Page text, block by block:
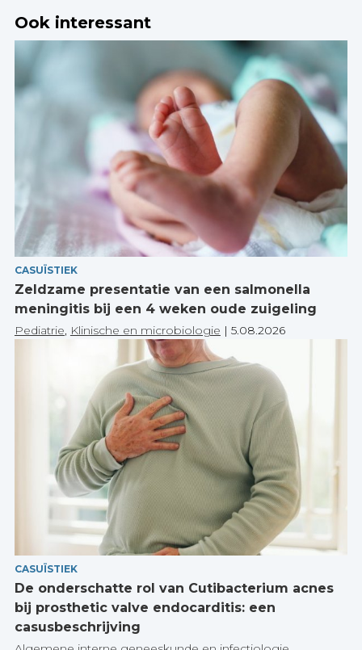
Ook interessant
CASUÏSTIEK
Zeldzame presentatie van een salmonella
meningitis bij een 4 weken oude zuigeling
Pediatrie, Klinische en microbiologie | 5.08.2026
CASUÏSTIEK
De onderschatte rol van Cutibacterium acnes
bij prosthetic valve endocarditis: een
casusbeschrijving